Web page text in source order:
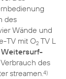
des
Wände und
TV mit O2 TV L
Weitersurf-
des
streamen.4)